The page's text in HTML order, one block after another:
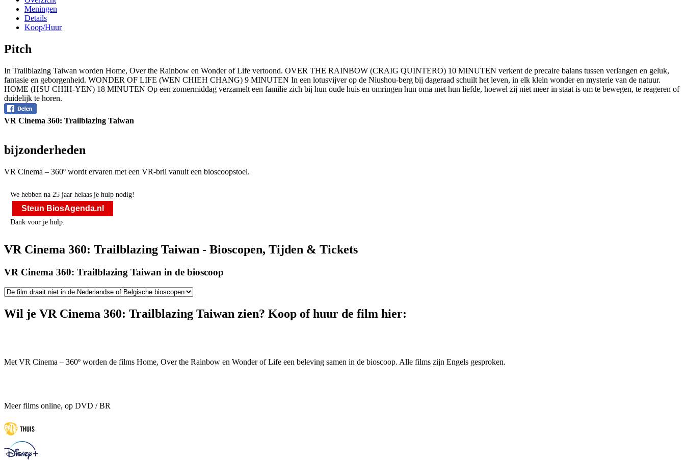
Meningen
Details
Koop/Huur
Pitch
In Trailblazing Taiwan worden Home, Over the Rainbow en Wonder of Life vertoond. OVER THE RAINBOW (CRAIG QUINTERO) 10 MINUTEN verkent de precaire balans tussen verlangen en geluk,
fantasie en geborgenheid. WONDER OF LIFE (WEN CHIEH CHANG) 9 MINUTEN In een lotusvijver op de Niushou-berg bij dageraad schuilt het leven, in elk klein wonder en mysterie van de natuur.
HOME (HSU CHIH-YEN) 18 MINUTEN Op een zomermiddag verzamelt een familie zich bij hun oude huis en omringen hun oma met hun liefde, hoewel zij niet meer in staat is om te bewegen, te reageren of
duidelijk te horen.
VR Cinema 360: Trailblazing Taiwan
bijzonderheden
VR Cinema – 360º wordt ervaren met een VR-bril vanuit een bioscoopstoel.
We hebben na 25 jaar helaas je hulp nodig!
Steun BiosAgenda.nl
Dank voor je hulp.
VR Cinema 360: Trailblazing Taiwan - Bioscopen, Tijden & Tickets
VR Cinema 360: Trailblazing Taiwan in de bioscoop
Wil je VR Cinema 360: Trailblazing Taiwan zien? Koop of huur de film hier:
Met VR Cinema – 360º worden de films Home, Over the Rainbow en Wonder of Life een beleving samen in de bioscoop. Alle films zijn Engels gesproken.
Meer films online, op DVD / BR